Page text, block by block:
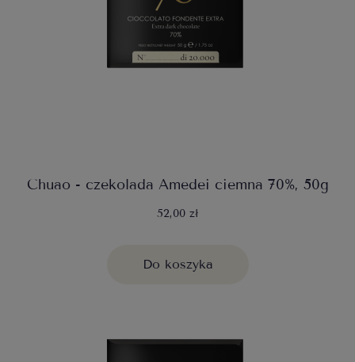
Chuao - czekolada Amedei ciemna 70%, 50g
52,00 zł
Do koszyka